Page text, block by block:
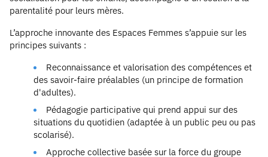
parentalité pour leurs mères.
L’approche innovante des Espaces Femmes s’appuie sur les
principes suivants :
Reconnaissance et valorisation des compétences et
des savoir-faire préalables (un principe de formation
d'adultes).
Pédagogie participative qui prend appui sur des
situations du quotidien (adaptée à un public peu ou pas
scolarisé).
Approche collective basée sur la force du groupe